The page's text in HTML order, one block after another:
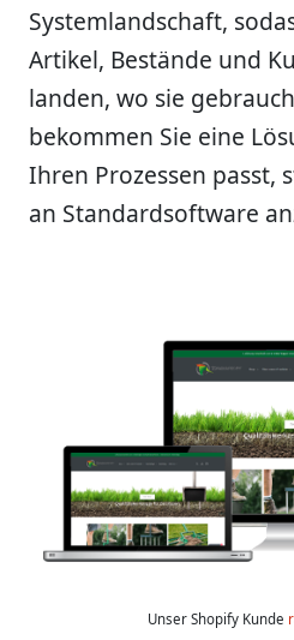
Systemlandschaft,
Artikel, Bestände und
landen, wo sie
bekommen Sie eine
Ihren Prozessen passt,
an Standardsoftware
Unser Shopify Kunde